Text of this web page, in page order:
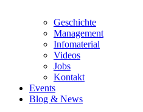
Geschichte
Management
Infomaterial
Videos
Jobs
Kontakt
Events
Blog & News